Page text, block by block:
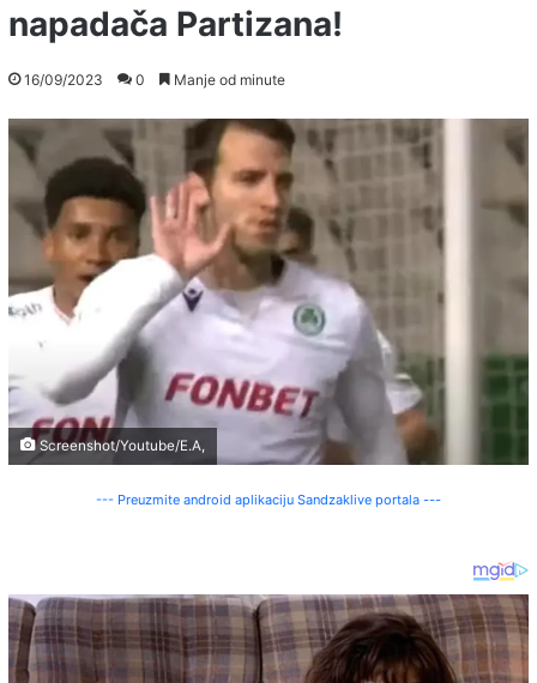
napadača Partizana!
16/09/2023 0 Manje od minute
Screenshot/Youtube/E.A,
--- Preuzmite android aplikaciju Sandzaklive portala ---